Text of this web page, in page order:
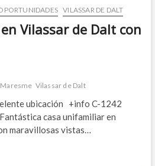
VILASSAR DE DALT
Vilassar de Dalt con
Maresme Vilassar de Dalt
ubicación +info C-1242
casa unifamiliar en
maravillosas vistas…